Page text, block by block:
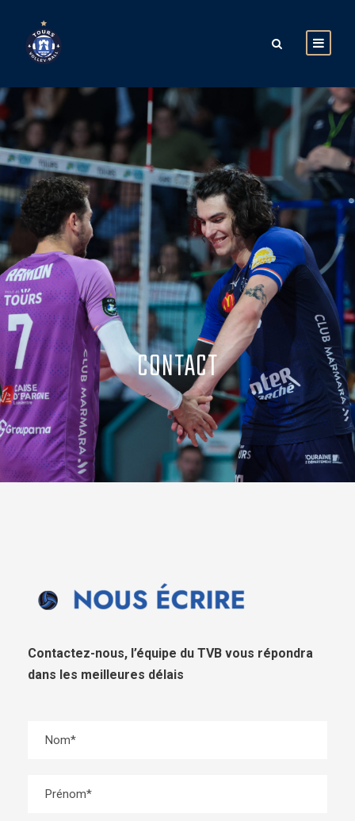
CONTACT
Contactez-nous, l’équipe du TVB vous répondra
dans les meilleures délais